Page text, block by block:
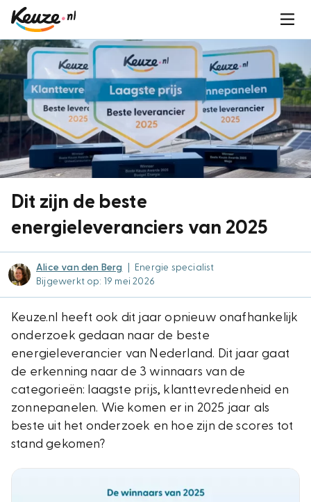
Dit zijn de beste
energieleveranciers van 2025
Alice van den Berg
Energie specialist
Bijgewerkt op: 19 mei 2026
Keuze.nl heeft ook dit jaar opnieuw onafhankelijk
onderzoek gedaan naar de beste
energieleverancier van Nederland. Dit jaar gaat
de erkenning naar de 3 winnaars van de
categorieën: laagste prijs, klanttevredenheid en
zonnepanelen. Wie komen er in 2025 jaar als
beste uit het onderzoek en hoe zijn de scores tot
stand gekomen?